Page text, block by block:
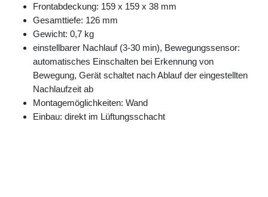
Frontabdeckung: 159 x 159 x 38 mm
Gesamttiefe: 126 mm
Gewicht: 0,7 kg
einstellbarer Nachlauf (3-30 min), Bewegungssensor:
automatisches Einschalten bei Erkennung von
Bewegung, Gerät schaltet nach Ablauf der eingestellten
Nachlaufzeit ab
Montagemöglichkeiten: Wand
Einbau: direkt im Lüftungsschacht